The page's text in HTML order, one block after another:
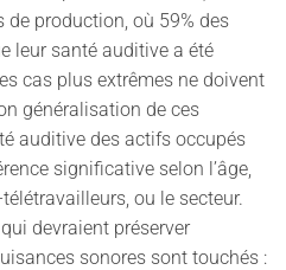
production, où 59% des
leur santé auditive a été
cas plus extrêmes ne doivent
généralisation de ces
auditive des actifs occupés
significative selon l’âge,
ou le secteur.
devraient préserver
sonores sont touchés :